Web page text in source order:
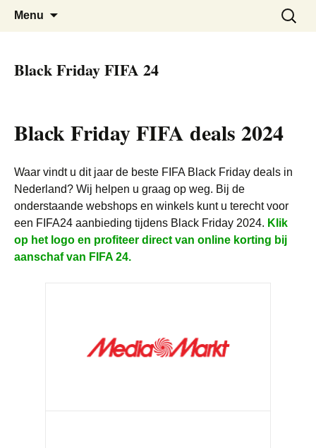
Black Friday Super SALE
De beste kortingen bij elkaar!
Menu
Zoeken
naar:
Black Friday FIFA 24
Black Friday FIFA deals 2024
Waar vindt u dit jaar de beste FIFA Black Friday deals in
Nederland? Wij helpen u graag op weg. Bij de
onderstaande webshops en winkels kunt u terecht voor
een FIFA24 aanbieding tijdens Black Friday 2024. Klik
op het logo en profiteer direct van online korting bij
aanschaf van FIFA 24.